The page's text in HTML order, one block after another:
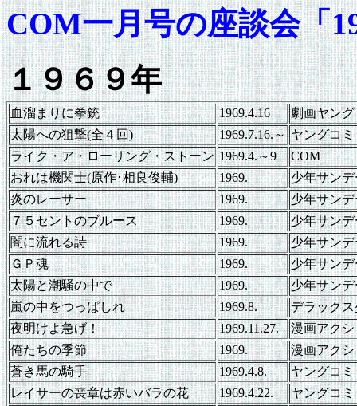
COM一月号の座談会「
１９６９年
血溜まりに拳銃 1969.4.16
劇画ヤング
太陽への狙撃(全４回)
1969.7.16.～ ヤングコ
ライク・ア・ローリング・ストーン 1969.4.～9
COM
おれは機関士(原作･相良俊輔)
1969.
少年サン
炎のレーサー
1969.
少年サン
７５セントのブルース
1969.
少年サン
闇に流れる詩
1969.
少年サンデ
ＧＰ魂
1969.
少年サン
太陽と潮騒の中で
1969.
少年サン
嵐の中をつっぱしれ
1969.8.
デラック
夜明けよ急げ！
1969.11.27.
漫画アク
俺たちの季節
1969.
漫画アク
蒼き馬の騎手
1969.4.8.
ヤングコ
レイサーの喪章は赤いバラの花
1969.4.22.
ヤングコ